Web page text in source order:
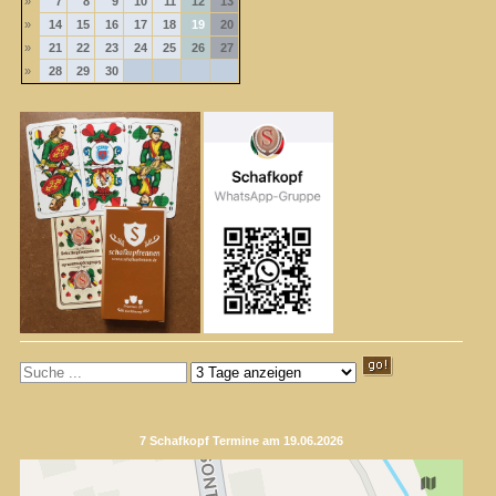
»
14 15 16 17 18 19
20
»
21 22 23 24 25 26
27
»
28 29 30
7 Schafkopf Termine am 19.06.2026